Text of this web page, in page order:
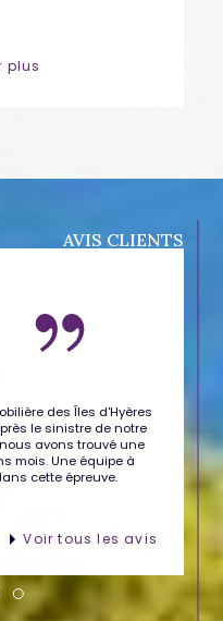
plus
AVIS CLIENTS
des Îles d'Hyères
le sinistre de notre
avons trouvé une
mois. Une équipe à
cette épreuve.
Voir tous les avis